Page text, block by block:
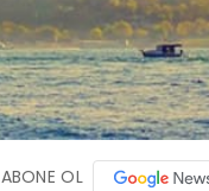
ABONE OL